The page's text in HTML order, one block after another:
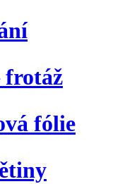
frotáž
fólie